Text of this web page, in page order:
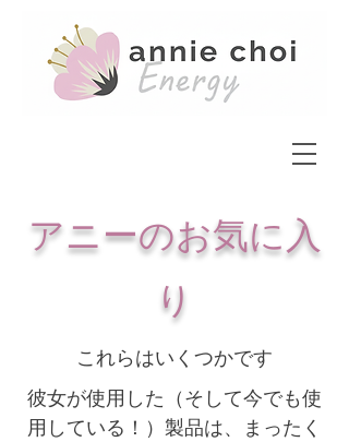
アニーのお気に入
り
これらはいくつかです
彼女が使用した（そして今でも使
用している！）製品は、まったく